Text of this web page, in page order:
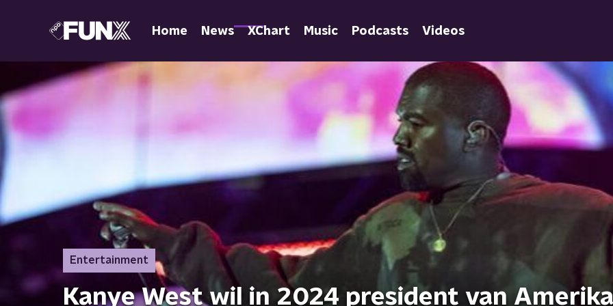
Home News XChart Music Podcasts Videos
Entertainment
Kanye West wil in 2024 president van Amerika